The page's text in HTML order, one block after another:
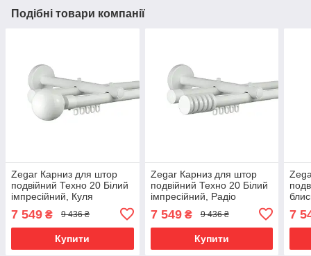
Подібні товари компанії
Zegar Карниз для штор
подвійний Техно 20 Білий
імпресійний, Куля
7 549 ₴ 9 436 ₴
Купити
Zegar Карниз для штор
подвійний Техно 20 Білий
імпресійний, Радіо
7 549₴ 9 436 ₴
Купити
7